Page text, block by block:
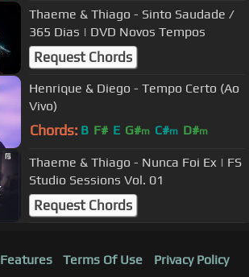
Thaeme & Thiago - Sinto Saudade /
365 Dias | DVD Novos Tempos
Request Chords
Henrique & Diego - Tempo Certo (Ao
Vivo)
Chords: B F# E G#m C#m D#m
Thaeme & Thiago - Nunca Foi Ex | FS
Studio Sessions Vol. 01
Request Chords
Features Terms Of Use
Privacy Policy